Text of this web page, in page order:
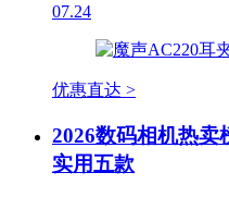
07.24
优惠直达 >
2026数码相机热卖
实用五款